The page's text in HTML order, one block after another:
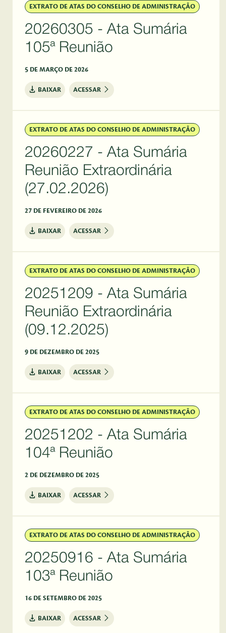
EXTRATO DE ATAS DO CONSELHO DE ADMINISTRAÇÃO
20260305 - Ata Sumária
105ª Reunião
5 DE MARÇO DE 2026
BAIXAR ACESSAR
EXTRATO DE ATAS DO CONSELHO DE ADMINISTRAÇÃO
20260227 - Ata Sumária
Reunião Extraordinária
(27.02.2026)
27 DE FEVEREIRO DE 2026
BAIXAR ACESSAR
EXTRATO DE ATAS DO CONSELHO DE ADMINISTRAÇÃO
20251209 - Ata Sumária
Reunião Extraordinária
(09.12.2025)
9 DE DEZEMBRO DE 2025
BAIXAR ACESSAR
EXTRATO DE ATAS DO CONSELHO DE ADMINISTRAÇÃO
20251202 - Ata Sumária
104ª Reunião
2 DE DEZEMBRO DE 2025
BAIXAR ACESSAR
EXTRATO DE ATAS DO CONSELHO DE ADMINISTRAÇÃO
20250916 - Ata Sumária
103ª Reunião
16 DE SETEMBRO DE 2025
BAIXAR ACESSAR